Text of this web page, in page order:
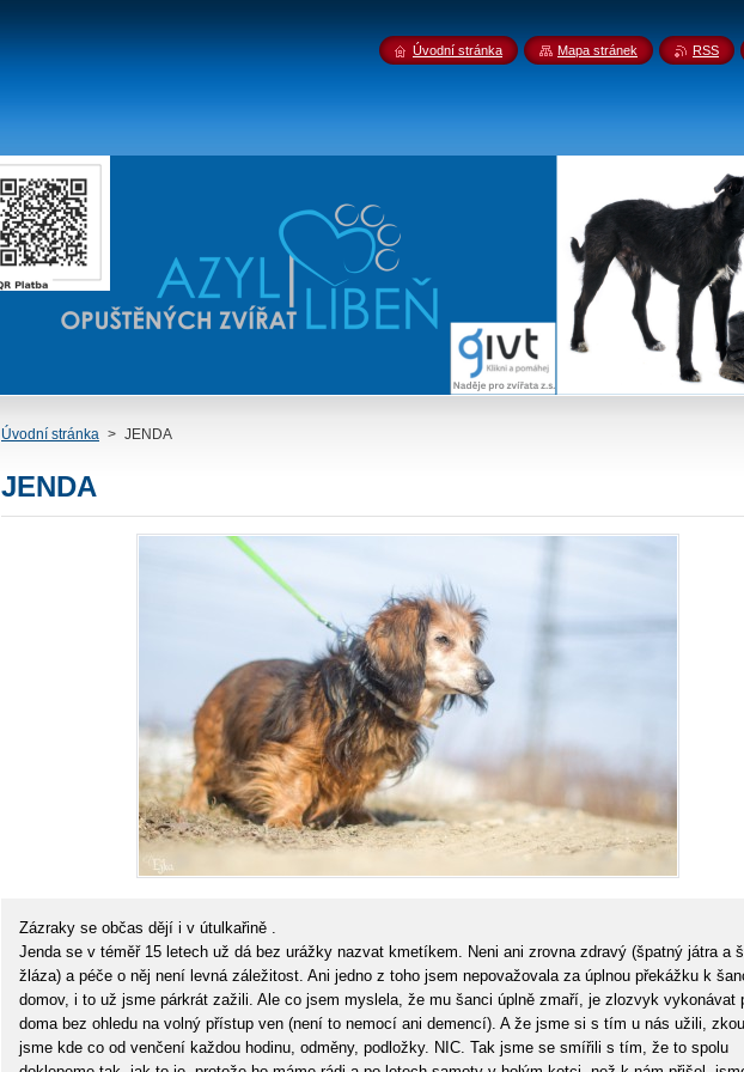
Úvodní stránka > JENDA
JENDA
Zázraky se občas dějí i v útulkařině .
Jenda se v téměř 15 letech už dá bez urážky nazvat kmetíkem. Neni ani zrovna zdravý (špatný játra a
žláza) a péče o něj není levná záležitost. Ani jedno z toho jsem nepovažovala za úplnou překážku k
domov, i to už jsme párkrát zažili. Ale co jsem myslela, že mu šanci úplně zmaří, je zlozvyk vykonávat
doma bez ohledu na volný přístup ven (není to nemocí ani demencí). A že jsme si s tím u nás užili,
jsme kde co od venčení každou hodinu, odměny, podložky. NIC. Tak jsme se smířili s tím, že to spolu
Úvodní stránka Mapa stránek RSS